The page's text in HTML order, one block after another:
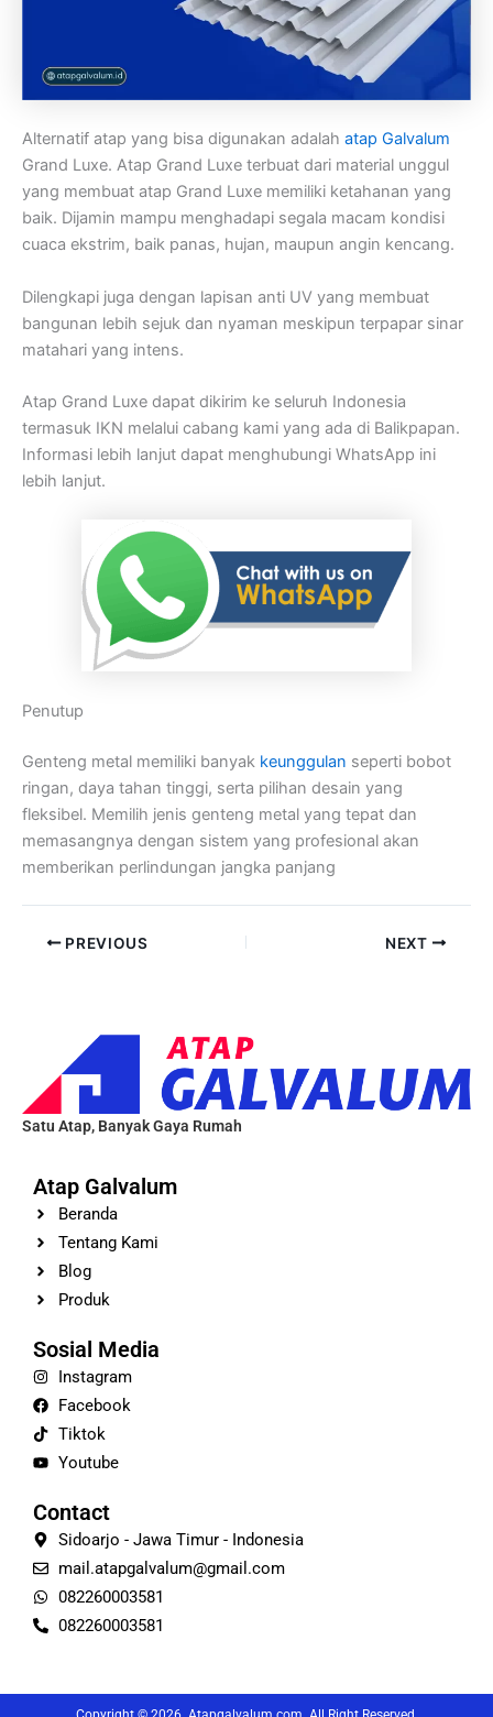
Alternatif atap yang bisa digunakan adalah atap Galvalum
Grand Luxe. Atap Grand Luxe terbuat dari material unggul
yang membuat atap Grand Luxe memiliki ketahanan yang
baik. Dijamin mampu menghadapi segala macam kondisi
cuaca ekstrim, baik panas, hujan, maupun angin kencang.
Dilengkapi juga dengan lapisan anti UV yang membuat
bangunan lebih sejuk dan nyaman meskipun terpapar sinar
matahari yang intens.
Atap Grand Luxe dapat dikirim ke seluruh Indonesia
termasuk IKN melalui cabang kami yang ada di Balikpapan.
Informasi lebih lanjut dapat menghubungi WhatsApp ini
lebih lanjut.
Penutup
Genteng metal memiliki banyak keunggulan seperti bobot
ringan, daya tahan tinggi, serta pilihan desain yang
fleksibel. Memilih jenis genteng metal yang tepat dan
memasangnya dengan sistem yang profesional akan
memberikan perlindungan jangka panjang
PREVIOUS NEXT
Satu Atap, Banyak Gaya Rumah
Atap Galvalum
Beranda
Tentang Kami
Blog
Produk
Sosial Media
Instagram
Facebook
Tiktok
Youtube
Contact
Sidoarjo - Jawa Timur - Indonesia
mail.atapgalvalum@gmail.com
082260003581
082260003581